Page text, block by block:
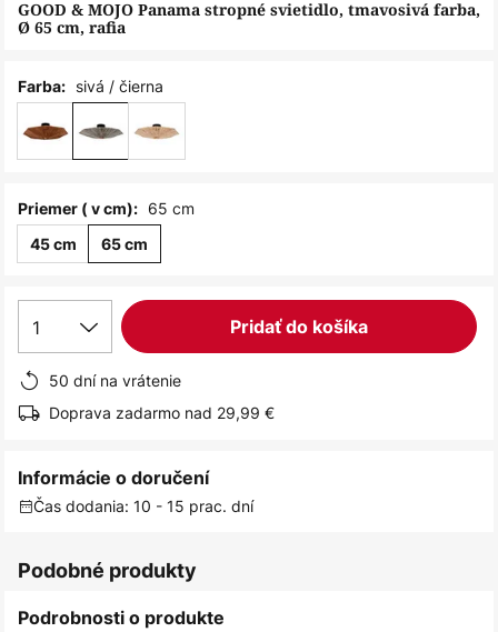
GOOD & MOJO Panama stropné svietidlo, tmavosivá farba,
Ø 65 cm, rafia
Farba: sivá / čierna
Priemer ( v cm): 65 cm
45 cm 65 cm
1 Pridať do košíka
50 dní na vrátenie
Doprava zadarmo nad 29,99 €
Informácie o doručení
Čas dodania: 10 - 15 prac. dní
Podobné produkty
Podrobnosti o produkte